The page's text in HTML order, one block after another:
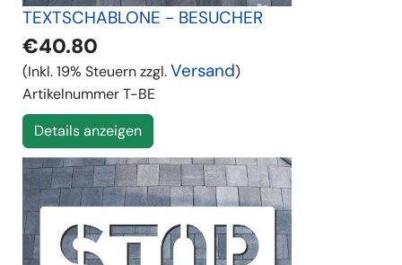
TEXTSCHABLONE - BESUCHER
€40.80
(Inkl. 19% Steuern zzgl.Versand)
ArtikelnummerT-BE
Details anzeigen